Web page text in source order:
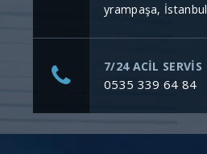
yrampaşa, İstanbul
7/24 ACİL SERVİS
0535 339 64 84